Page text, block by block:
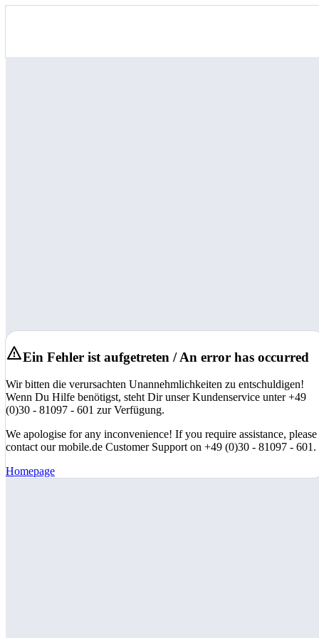
Ein Fehler ist aufgetreten / An error has occurred
Wir bitten die verursachten Unannehmlichkeiten zu entschuldigen!
Wenn Du Hilfe benötigst, steht Dir unser Kundenservice unter +49
(0)30 - 81097 - 601 zur Verfügung.
We apologise for any inconvenience! If you require assistance, please
contact our mobile.de Customer Support on +49 (0)30 - 81097 - 601.
Homepage